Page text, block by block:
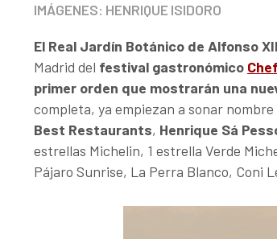
IMÁGENES: HENRIQUE ISIDORO
El Real Jardín Botánico de Alfonso
Madrid del festival gastronómico
primer orden que mostrarán una
completa, ya empiezan a sonar nombre
Best Restaurants, Henrique Sá
estrellas Michelin, 1 estrella Verde
Pájaro Sunrise, La Perra Blanco, Coni